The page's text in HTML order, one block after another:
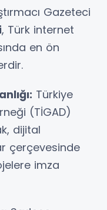
Gazeteci
, Türk internet
en ön
Türkiye
(TİGAD)
dijital
çerçevesinde
imza